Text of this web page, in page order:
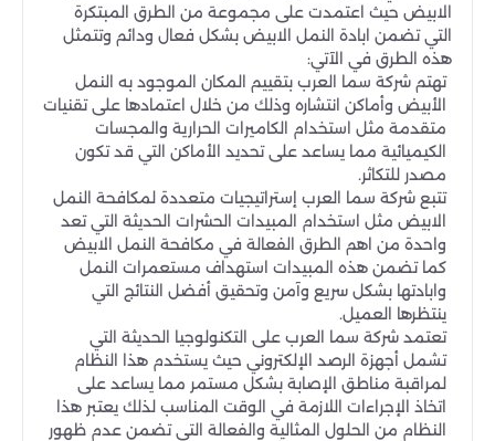
الابيض حيث اعتمدت على مجموعة من الطرق المبتكرة
التي تضمن ابادة النمل الابيض بشكل فعال ودائم وتتمثل
هذه الطرق في الآتي:
تهتم شركة سما العرب بتقييم المكان الموجود به النمل
الأبيض وأماكن انتشاره وذلك من خلال اعتمادها على تقنيات
متقدمة مثل استخدام الكاميرات الحرارية والمجسات
الكيميائية مما يساعد على تحديد الأماكن التي قد تكون
مصدر للتكاثر.
تتبع شركة سما العرب إستراتيجيات متعددة لمكافحة النمل
الابيض مثل استخدام المبيدات الحشرات الحديثة التي تعد
واحدة من اهم الطرق الفعالة في مكافحة النمل الابيض
كما تضمن هذه المبيدات استهداف مستعمرات النمل
وابادتها بشكل سريع وآمن وتحقيق أفضل النتائج التي
ينتظرها العميل.
تعتمد شركة سما العرب على التكنولوجيا الحديثة التي
تشمل أجهزة الرصد الإلكتروني حيث يستخدم هذا النظام
لمراقبة مناطق الإصابة بشكل مستمر مما يساعد على
اتخاذ الإجراءات اللازمة في الوقت المناسب لذلك يعتبر هذا
النظام من الحلول المثالية والفعالة التي تضمن عدم ظهور